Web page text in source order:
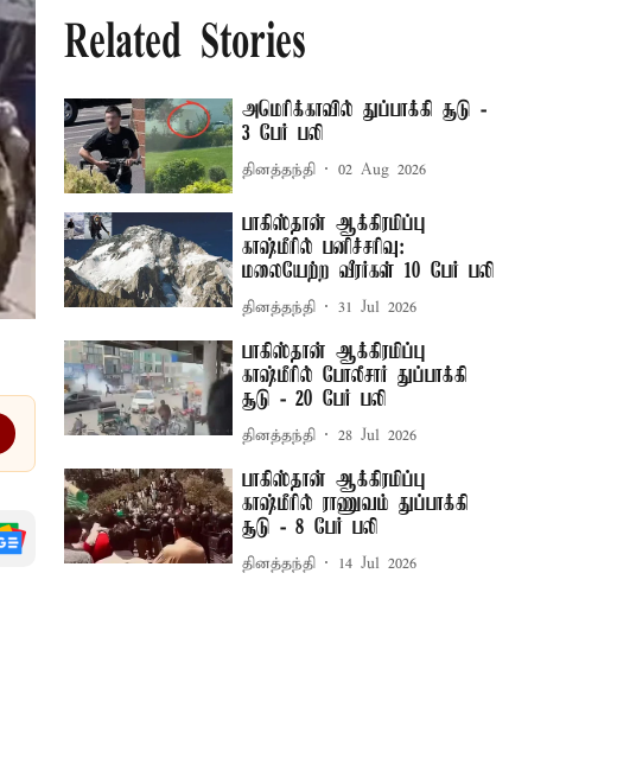
Related Stories
அமெரிக்காவில் துப்பாக்கி சூடு -
3 பேர் பலி
தினத்தந்தி 02 Aug 2026
பாகிஸ்தான் ஆக்கிரமிப்பு
காஷ்மீரில் பனிச்சரிவு:
மலையேற்ற வீரர்கள் 10 பேர் பலி
தினத்தந்தி 31 Jul 2026
பாகிஸ்தான் ஆக்கிரமிப்பு
காஷ்மீரில் போலீசார் துப்பாக்கி
சூடு - 20 பேர் பலி
தினத்தந்தி 28 Jul 2026
பாகிஸ்தான் ஆக்கிரமிப்பு
காஷ்மீரில் ராணுவம் துப்பாக்கி
சூடு - 8 பேர் பலி
தினத்தந்தி 14 Jul 2026